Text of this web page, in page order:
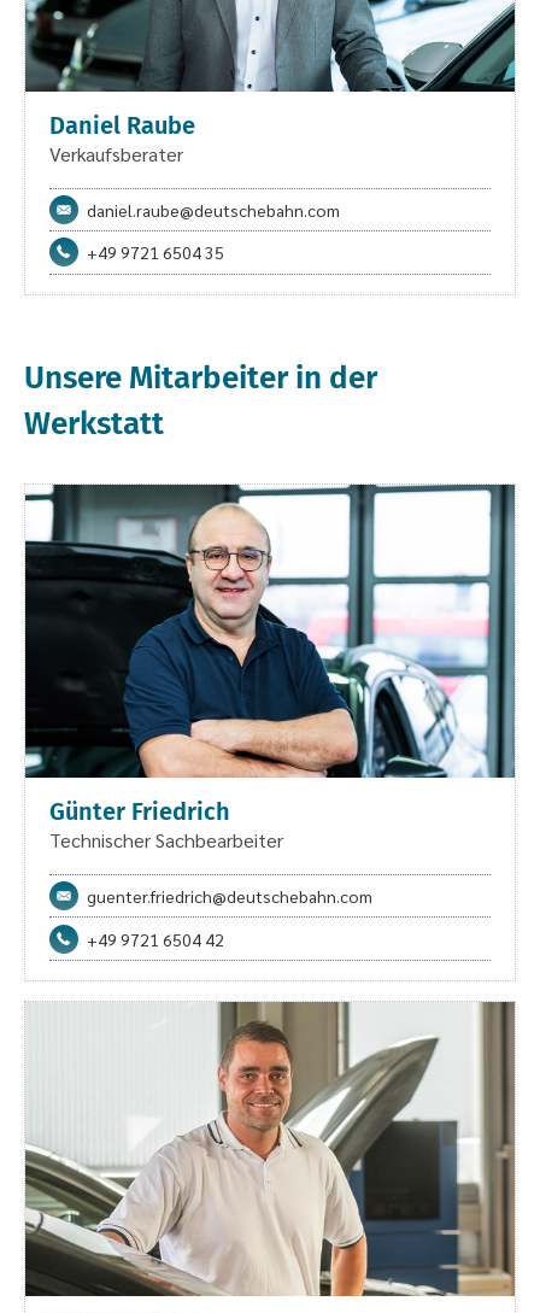
Daniel Raube
Verkaufsberater
daniel.raube@deutschebahn.com
+49 9721 6504 35
Unsere Mitarbeiterin der
Werkstatt
Günter Friedrich
Technischer Sachbearbeiter
guenter.friedrich@deutschebahn.com
+49 9721 6504 42